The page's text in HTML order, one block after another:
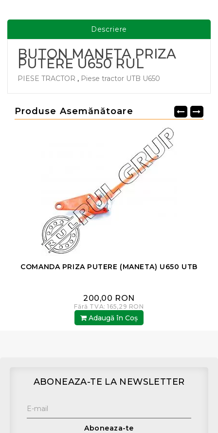
Descriere
BUTON MANETA PRIZA
PUTERE U650 RUL
PIESE TRACTOR , Piese tractor UTB U650
Produse Asemănătoare
COMANDA PRIZA PUTERE (MANETA) U650 UTB
200,00 RON
Fără TVA: 165,29 RON
Adaugă în Coş
ABONEAZA-TE LA NEWSLETTER
Aboneaza-te